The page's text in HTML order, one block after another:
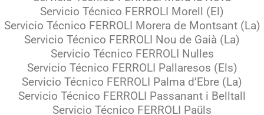
Servicio Técnico FERROLI Morell (El)
Servicio Técnico FERROLI Morera de Montsant (La)
Servicio Técnico FERROLI Nou de Gaià (La)
Servicio Técnico FERROLI Nulles
Servicio Técnico FERROLI Pallaresos (Els)
Servicio Técnico FERROLI Palma d’Ebre (La)
Servicio Técnico FERROLI Passanant i Belltall
Servicio Técnico FERROLI Paüls